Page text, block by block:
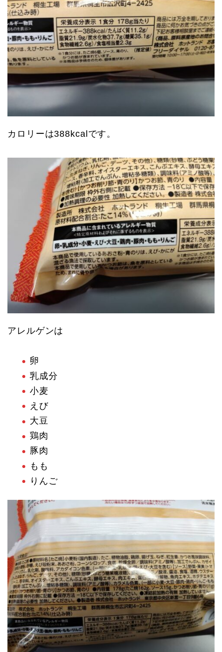
カロリーは388kcalです。
アレルゲンは
卵
乳成分
小麦
えび
大豆
鶏肉
豚肉
もも
りんご